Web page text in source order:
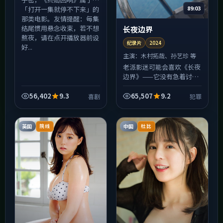
「打开一集就停不下来」的
那类电影。友情提醒：每集
结尾惯用悬念收束，若不想
熬夜，请在点开播放器前设
好...
56,402 9.3 喜剧
89:03
长夜边界
纪录片 2024
主演：木村拓哉、孙艺珍 等
老派影迷可能会喜欢《长夜
边界》——它没有急着讨好
喘一口气」的空档。犯罪冲
厌...
65,507 9.2 犯罪
英国 院线 中国 杜比